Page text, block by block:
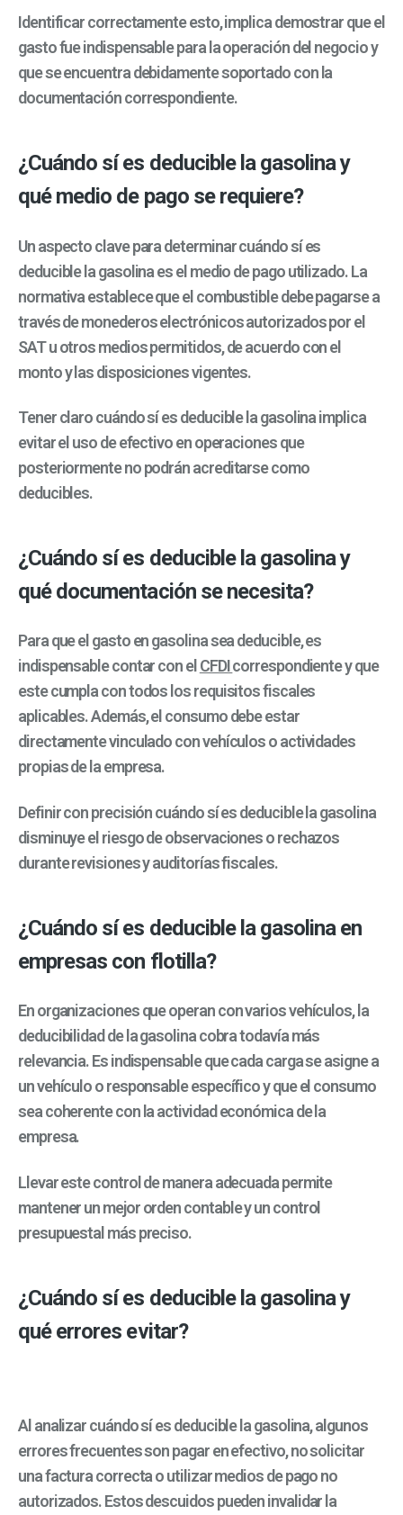
Identificar correctamente esto, implica demostrar que el
gasto fue indispensable para la operación del negocio y
que se encuentra debidamente soportado con la
documentación correspondiente.
¿Cuándo sí es deducible la gasolina y
qué medio de pago se requiere?
Un aspecto clave para determinar cuándo sí es
deducible la gasolina es el medio de pago utilizado. La
normativa establece que el combustible debe pagarse a
través de monederos electrónicos autorizados por el
SAT u otros medios permitidos, de acuerdo con el
monto y las disposiciones vigentes.
Tener claro cuándo sí es deducible la gasolina implica
evitar el uso de efectivo en operaciones que
posteriormente no podrán acreditarse como
deducibles.
¿Cuándo sí es deducible la gasolina y
qué documentación se necesita?
Para que el gasto en gasolina sea deducible, es
indispensable contar con el CFDIcorrespondiente y que
este cumpla con todos los requisitos fiscales
aplicables. Además, el consumo debe estar
directamente vinculado con vehículos o actividades
propias de la empresa.
Definir con precisión cuándo sí es deducible la gasolina
disminuye el riesgo de observaciones o rechazos
durante revisiones y auditorías fiscales.
¿Cuándo sí es deducible la gasolina en
empresas con flotilla?
En organizaciones que operan con varios vehículos, la
deducibilidad de la gasolina cobra todavía más
relevancia. Es indispensable que cada carga se asigne a
un vehículo o responsable específico y que el consumo
sea coherente con la actividad económica de la
empresa.
Llevar este control de manera adecuada permite
mantener un mejor orden contable y un control
presupuestal más preciso.
¿Cuándo sí es deducible la gasolina y
qué errores evitar?
Al analizar cuándo sí es deducible la gasolina, algunos
errores frecuentes son pagar en efectivo, no solicitar
una factura correcta o utilizar medios de pago no
autorizados. Estos descuidos pueden invalidar la